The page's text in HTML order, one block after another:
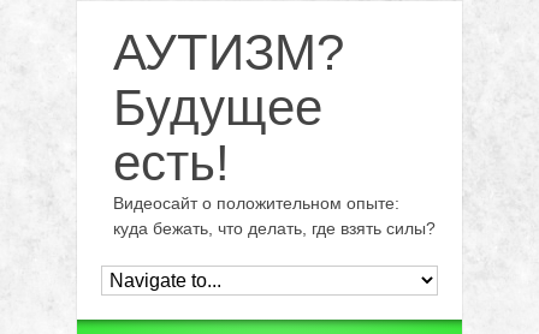
АУТИЗМ?
Будущее
есть!
Видеосайт о положительном опыте:
куда бежать, что делать, где взять силы?